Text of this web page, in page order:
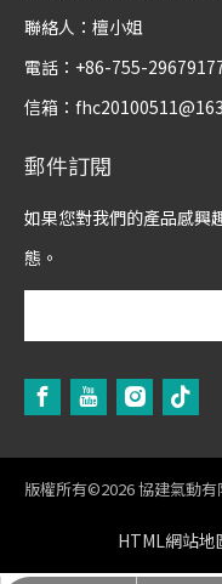
聯絡人：檀小姐
電話：+86-755-
信箱：
郵件訂閱
如果您對我們的產品感興
態。
版權所有©2026協建氣動有
HTML網站地